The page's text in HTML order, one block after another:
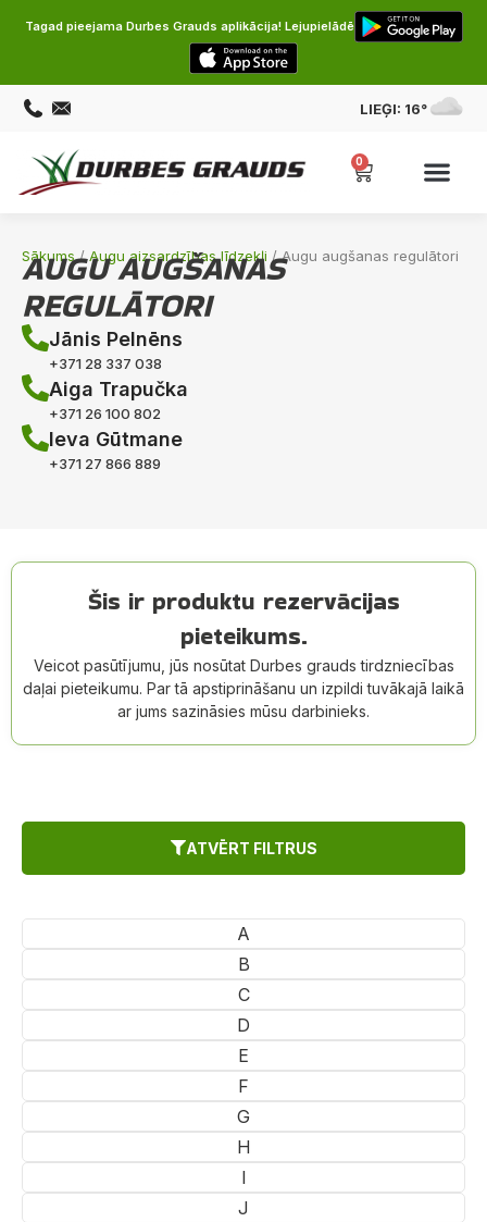
Tagad pieejama Durbes Grauds aplikācija! Lejupielādē
LIEĢI: 16°
0
Sākums/Augu aizsardzības līdzekļi / Augu augšanas regulātori
AUGU AUGŠANAS
REGULĀTORI
Jānis Pelnēns
+371 28 337 038
Aiga Trapučka
+371 26 100 802
Ieva Gūtmane
+371 27 866 889
Šis ir produktu rezervācijas
pieteikums.
Veicot pasūtījumu, jūs nosūtat Durbes grauds tirdzniecības
daļai pieteikumu. Par tā apstiprināšanu un izpildi tuvākajā laikā
ar jums sazināsies mūsu darbinieks.
ATVĒRT FILTRUS
A
B
C
D
E
F
G
H
I
J